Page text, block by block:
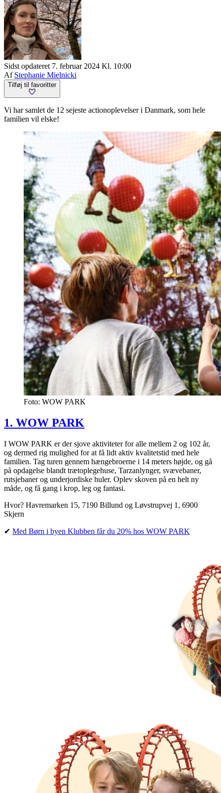
Sidst opdateret 7. februar 2024 Kl. 10:00
Af Stephanie Mielnicki
Tilføj til favoritter
Vi har samlet de 12 sejeste actionoplevelser i Danmark, som hele
familien vil elske!
Foto: WOW PARK
1. WOW PARK
I WOW PARK er der sjove aktiviteter for alle mellem 2 og 102 år,
og dermed rig mulighed for at få lidt aktiv kvalitetstid med hele
familien. Tag turen gennem hængebroerne i 14 meters højde, og gå
på opdagelse blandt trætoplegehuse, Tarzanlynger, svævebaner,
rutsjebaner og underjordiske huler. Oplev skoven på en helt ny
måde, og få gang i krop, leg og fantasi.
Hvor? Havremarken 15, 7190 Billund og Løvstrupvej 1, 6900
Skjern
✔︎ Med Børn i byen Klubben får du 20% hos WOW PARK